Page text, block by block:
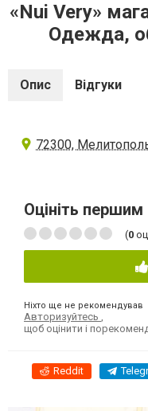
«Nui Very»
Одежда,
Опис Відгуки
72300,
Оцініть першим
(0
Ніхто ще не рекомендував
Авторизуйтесь
щоб оцінити і
Reddit